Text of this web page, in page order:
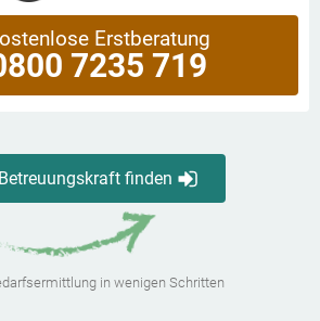
Erstberatung
7235 719
finden
in wenigen Schritten